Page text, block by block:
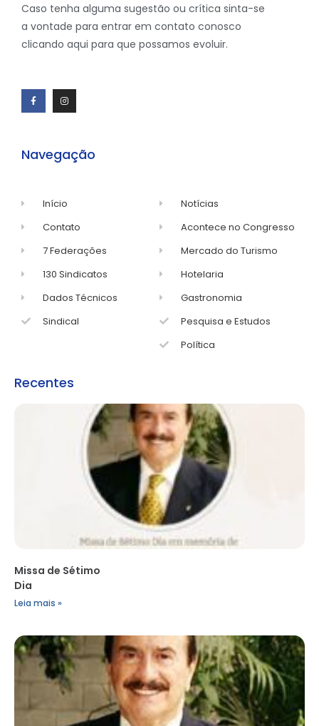
Caso tenha alguma sugestão ou crítica sinta-se
a vontade para entrar em contato conosco
clicando aqui para que possamos evoluir.
Navegação
Início
Contato
7 Federações
130 Sindicatos
Dados Técnicos
Sindical
Notícias
Acontece no Congresso
Mercado do Turismo
Hotelaria
Gastronomia
Pesquisa e Estudos
Política
Recentes
Missa de Sétimo
Dia
Leia mais »